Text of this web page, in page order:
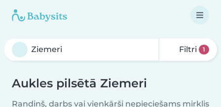
Filtri 1
Aukles pilsētā Ziemeri
Randiņš, darbs vai vienkārši nepieciešams mirklis